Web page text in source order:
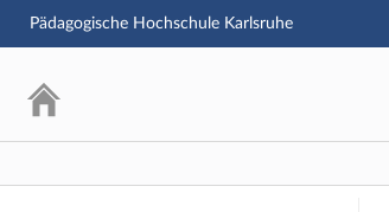
Pädagogische Hochschule Karlsruhe